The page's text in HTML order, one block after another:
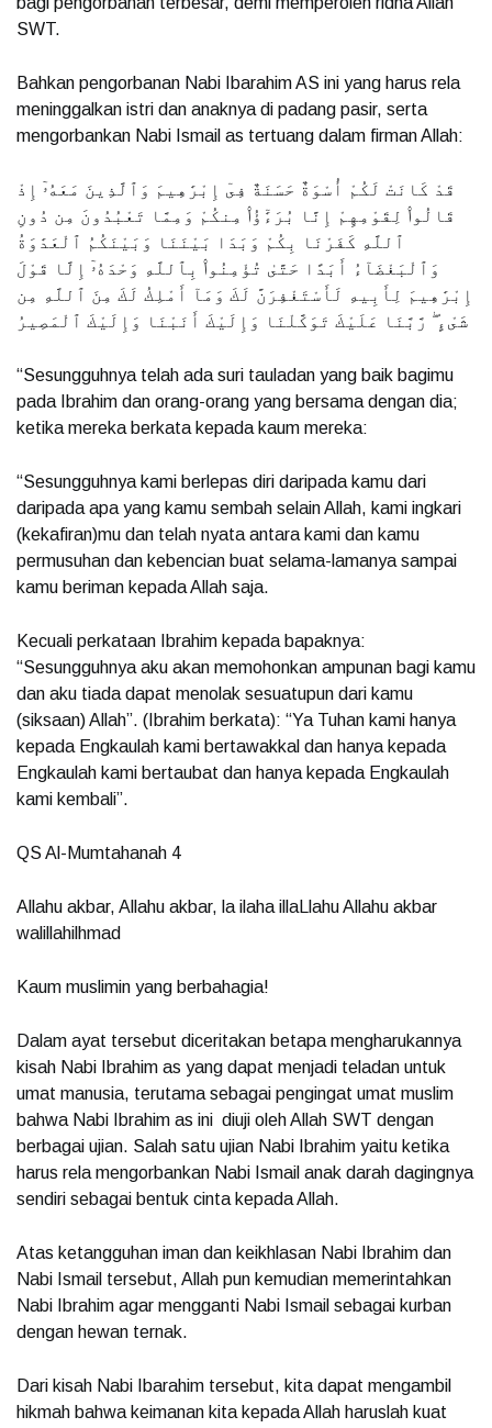
SWT.
Bahkan pengorbanan Nabi Ibarahim AS ini yang harus rela
meninggalkan istri dan anaknya di padang pasir, serta
mengorbankan Nabi Ismail as tertuang dalam firman Allah:
قَدْ كَانَتْ لَكُمْ أُسْوَةٌ حَسَنَةٌ فِىٓ إِبْرَٰهِيمَ وَٱلَّذِينَ مَعَهُۥٓ إِذْ
قَالُوا۟ لِقَوْمِهِمْ إِنَّا بُرَءَٰٓؤُا۟ مِنكُمْ وَمِمَّا تَعْبُدُونَ مِن دُونِ
ٱللَّهِ كَفَرْنَا بِكُمْ وَبَدَا بَيْنَنَا وَبَيْنَكُمُ ٱلْعَدَٰوَةُ
وَٱلْبَغْضَآءُ أَبَدًا حَتَّىٰ تُؤْمِنُوا۟ بِٱللَّهِ وَحْدَهُۥٓ إِلَّا قَوْلَ
إِبْرَٰهِيمَ لِأَبِيهِ لَأَسْتَغْفِرَنَّ لَكَ وَمَآ أَمْلِكُ لَكَ مِنَ ٱللَّهِ مِن
شَىْءٍ ۖ رَّبَّنَا عَلَيْكَ تَوَكَّلْنَا وَإِلَيْكَ أَنَبْنَا وَإِلَيْكَ ٱلْمَصِيرُ
“Sesungguhnya telah ada suri tauladan yang baik bagimu
pada Ibrahim dan orang-orang yang bersama dengan dia;
ketika mereka berkata kepada kaum mereka:
“Sesungguhnya kami berlepas diri daripada kamu dari
daripada apa yang kamu sembah selain Allah, kami ingkari
(kekafiran)mu dan telah nyata antara kami dan kamu
permusuhan dan kebencian buat selama-lamanya sampai
kamu beriman kepada Allah saja.
Kecuali perkataan Ibrahim kepada bapaknya:
“Sesungguhnya aku akan memohonkan ampunan bagi kamu
dan aku tiada dapat menolak sesuatupun dari kamu
(siksaan) Allah”. (Ibrahim berkata): “Ya Tuhan kami hanya
kepada Engkaulah kami bertawakkal dan hanya kepada
Engkaulah kami bertaubat dan hanya kepada Engkaulah
kami kembali”.
QS Al-Mumtahanah 4
Allahu akbar, Allahu akbar, la ilaha illaLlahu Allahu akbar
walillahilhmad
Kaum muslimin yang berbahagia!
Dalam ayat tersebut diceritakan betapa mengharukannya
kisah Nabi Ibrahim as yang dapat menjadi teladan untuk
umat manusia, terutama sebagai pengingat umat muslim
bahwa Nabi Ibrahim as ini diuji oleh Allah SWT dengan
berbagai ujian. Salah satu ujian Nabi Ibrahim yaitu ketika
harus rela mengorbankan Nabi Ismail anak darah dagingnya
sendiri sebagai bentuk cinta kepada Allah.
Atas ketangguhan iman dan keikhlasan Nabi Ibrahim dan
Nabi Ismail tersebut, Allah pun kemudian memerintahkan
Nabi Ibrahim agar mengganti Nabi Ismail sebagai kurban
dengan hewan ternak.
Dari kisah Nabi Ibarahim tersebut, kita dapat mengambil
hikmah bahwa keimanan kita kepada Allah haruslah kuat